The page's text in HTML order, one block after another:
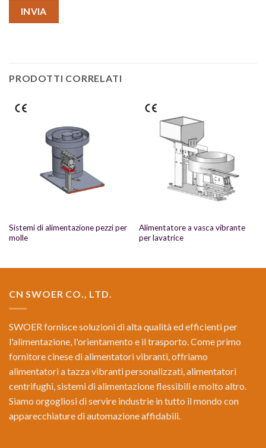
PRODOTTI CORRELATI
Sistemi di alimentazione pezzi per
molle
Alimentatore a vasca vibrante
per lavatrice
CN SWOER CO., LTD.
SWOER fornisce soluzioni di alta qualità ed efficienti per
l'alimentazione, l'orientamento e il trasporto. Come primo
fornitore cinese di alimentatori vibranti, offriamo
alimentatori a tazza vibranti personalizzati, alimentatori
centrifughi, sistemi di alimentazione flessibili e molto altro.
Siamo orgogliosi di servire industrie in tutto il mondo con
apparecchiature di automazione affidabili.